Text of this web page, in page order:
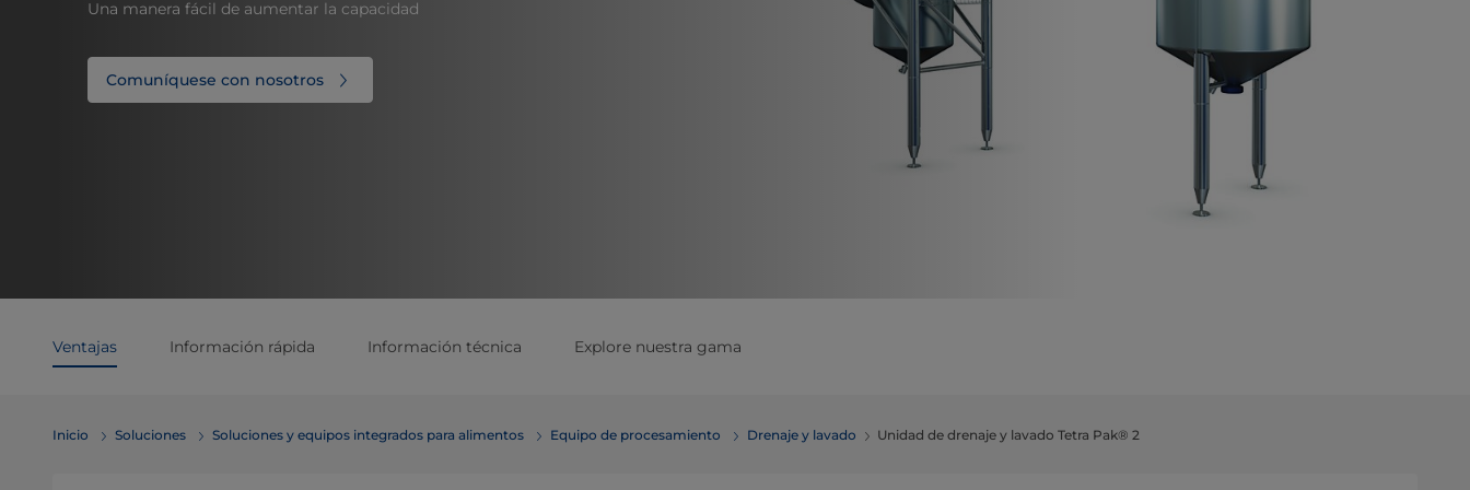
Una manera fácil de aumentar la capacidad
Comuníquese con nosotros
Ventajas Información rápida Información técnica Explore nuestra gama
Inicio Soluciones Soluciones y equipos integrados para alimentos Equipo de procesamiento Drenaje y lavado Unidad de drenaje y lavado Tetra Pak® 2